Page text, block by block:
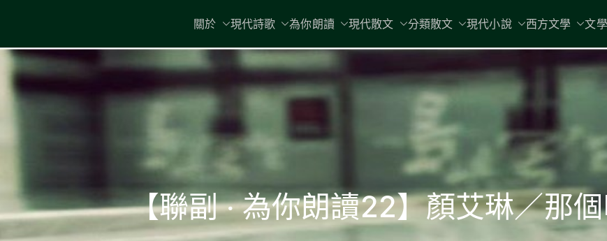
content
現代文學
地球小如鴿卵，/ 我輕輕地
關於 現代詩歌 為你朗讀 現代散文 分類散文 現代小說 西方文學 文
【聯副 ‧ 為你朗讀22】顏艾琳／那